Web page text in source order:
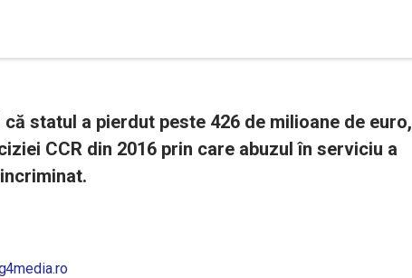
că statul a pierdut peste 426 de milioane de euro,
CCR din 2016 prin care abuzul în serviciu a